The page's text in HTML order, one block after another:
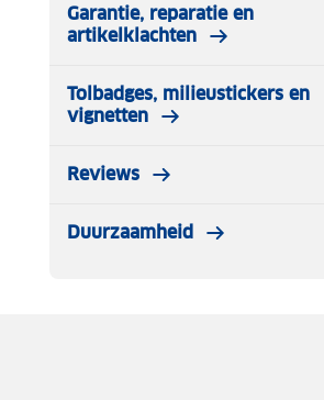
Garantie, reparatie en
artikelklachten
Tolbadges, milieustickers en
vignetten
Reviews
Duurzaamheid